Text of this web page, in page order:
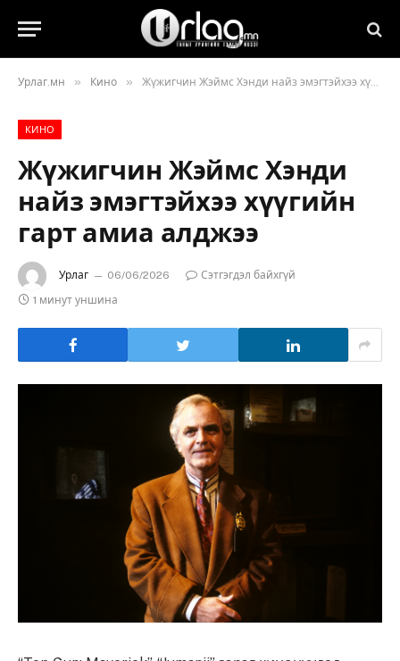
Урлаг.мн » Кино » Жүжигчин Жэймс Хэнди найз эмэгтэйхээ хүүгийн гарт амиа алджээ
КИНО
Жүжигчин Жэймс Хэнди
найз эмэгтэйхээ хүүгийн
гарт амиа алджээ
Урлаг 06/06/2026
Сэтгэгдэл байхгүй
1 минут уншина